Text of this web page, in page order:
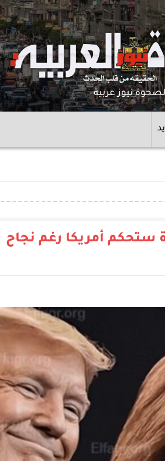
نيوز عربية
ليلى عبداللطيف عن 2025: “امرأة ستحكم أمريكا رغم نجاح